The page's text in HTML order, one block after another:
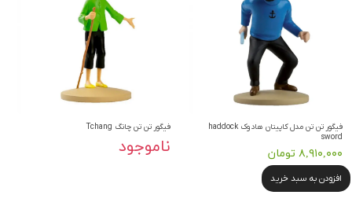
فیگور تن تن مدل کاپیتان هادوک haddock
sword
۸,۹۱۰,۰۰۰ تومان
افزودن به سبد خرید
فیگور تن تن چانگ Tchang
ناموجود